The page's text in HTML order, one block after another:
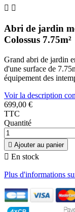
 
Abri de jardin
Colossus 7.75m²
Grand abri de jardin
d'une surface de
équipement des
Voir la description
699,00 €
TTC
Quantité
 Ajouter au panier
 En stock
Plus d'informations